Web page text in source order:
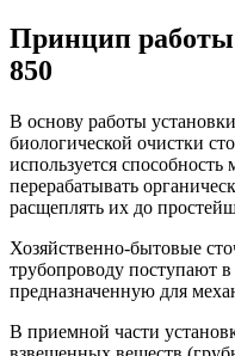
Принцип
850
В основу работы
биологической очистки
используется
перерабатывать
расщеплять их до
Хозяйственно-бытовые
трубопроводу поступают
предназначенную для
В приемной части